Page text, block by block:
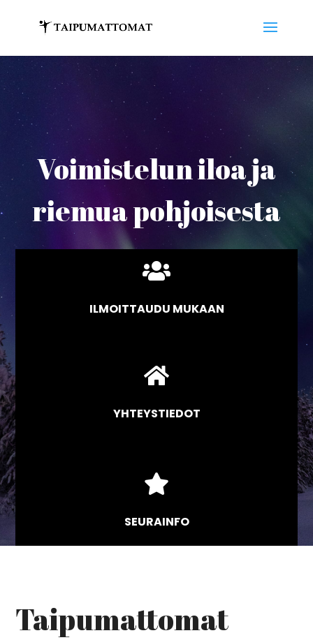
Voimistelun iloa ja
riemua pohjoisesta

ILMOITTAUDU MUKAAN

YHTEYSTIEDOT

SEURAINFO
Taipumattomat